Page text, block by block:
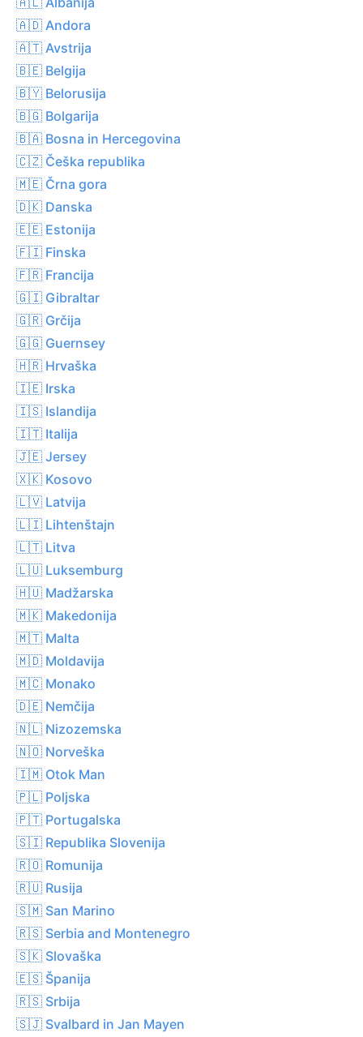
🇦🇩 Andora
🇦🇹 Avstrija
🇧🇪 Belgija
🇧🇾 Belorusija
🇧🇬 Bolgarija
🇧🇦 Bosna in Hercegovina
🇨🇿 Češka republika
🇲🇪 Črna gora
🇩🇰 Danska
🇪🇪 Estonija
🇫🇮 Finska
🇫🇷 Francija
🇬🇮 Gibraltar
🇬🇷 Grčija
🇬🇬 Guernsey
🇭🇷 Hrvaška
🇮🇪 Irska
🇮🇸 Islandija
🇮🇹 Italija
🇯🇪 Jersey
🇽🇰 Kosovo
🇱🇻 Latvija
🇱🇮 Lihtenštajn
🇱🇹 Litva
🇱🇺 Luksemburg
🇭🇺 Madžarska
🇲🇰 Makedonija
🇲🇹 Malta
🇲🇩 Moldavija
🇲🇨 Monako
🇩🇪 Nemčija
🇳🇱 Nizozemska
🇳🇴 Norveška
🇮🇲 Otok Man
🇵🇱 Poljska
🇵🇹 Portugalska
🇸🇮 Republika Slovenija
🇷🇴 Romunija
🇷🇺 Rusija
🇸🇲 San Marino
🇷🇸 Serbia and Montenegro
🇸🇰 Slovaška
🇪🇸 Španija
🇷🇸 Srbija
🇸🇯 Svalbard in Jan Mayen